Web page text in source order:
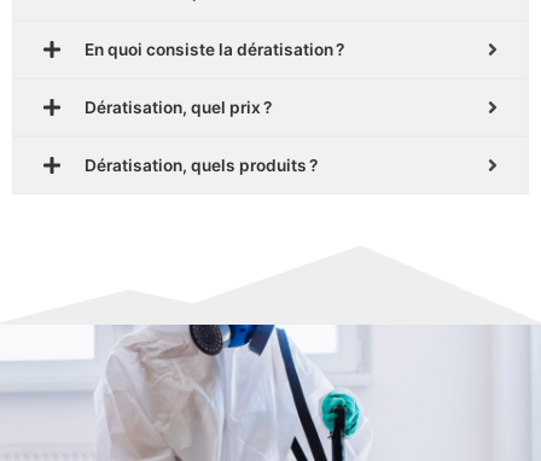
En quoi consiste la dératisation ?
Dératisation, quel prix ?
Dératisation, quels produits ?